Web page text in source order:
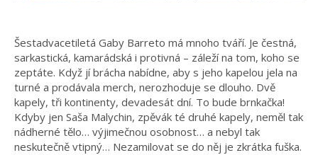
Šestadvacetiletá Gaby Barreto má mnoho tváří. Je čestná,
sarkastická, kamarádská i protivná – záleží na tom, koho se
zeptáte. Když jí brácha nabídne, aby s jeho kapelou jela na
turné a prodávala merch, nerozhoduje se dlouho. Dvě
kapely, tři kontinenty, devadesát dní. To bude brnkačka!
Kdyby jen Saša Malychin, zpěvák té druhé kapely, neměl tak
nádherné tělo… výjimečnou osobnost… a nebyl tak
neskutečně vtipný… Nezamilovat se do něj je zkrátka fuška.